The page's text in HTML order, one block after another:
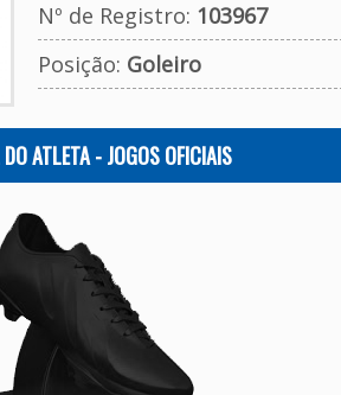
Nº de Registro: 103967
Posição: Goleiro
DO ATLETA - JOGOS OFICIAIS